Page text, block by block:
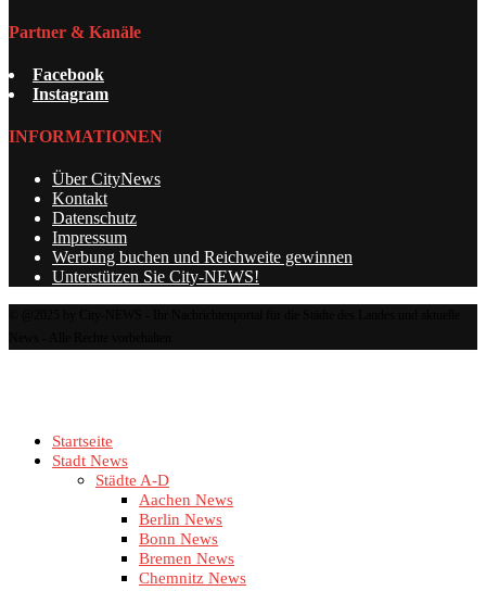
Partner & Kanäle
Facebook
Instagram
INFORMATIONEN
Über CityNews
Kontakt
Datenschutz
Impressum
Werbung buchen und Reichweite gewinnen
Unterstützen Sie City-NEWS!
Startseite
Stadt News
Städte A-D
Aachen News
Berlin News
Bonn News
Bremen News
Chemnitz News